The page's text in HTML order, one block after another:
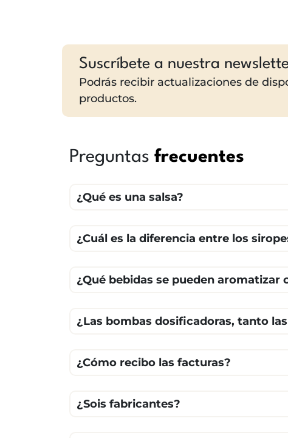
Suscríbete a nuestra
Podrás recibir actualizaciones de
productos.
Preguntas frecuentes
¿Qué es una salsa?
¿Cuál es la diferencia entre los
¿Qué bebidas se pueden aromatizar
¿Las bombas dosificadoras, tanto
¿Cómo recibo las facturas?
¿Sois fabricantes?